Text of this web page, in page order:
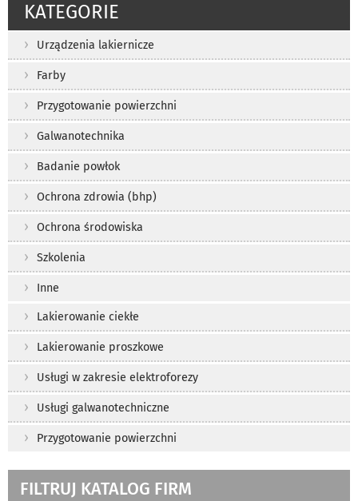
KATEGORIE
Urządzenia lakiernicze
Farby
Przygotowanie powierzchni
Galwanotechnika
Badanie powłok
Ochrona zdrowia (bhp)
Ochrona środowiska
Szkolenia
Inne
Lakierowanie ciekłe
Lakierowanie proszkowe
Usługi w zakresie elektroforezy
Usługi galwanotechniczne
Przygotowanie powierzchni
FILTRUJ KATALOG FIRM